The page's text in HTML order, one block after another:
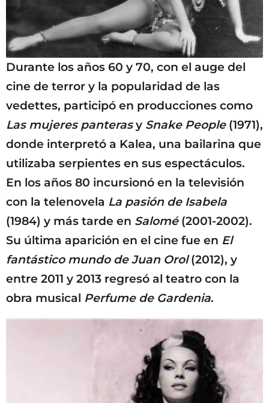
Durante los años 60 y 70, con el auge del
cine de terror y la popularidad de las
vedettes, participó en producciones como
Las mujeres panterasy Snake People(1971),
donde interpretó a Kalea, una bailarina que
utilizaba serpientes en sus espectáculos.
En los años 80 incursionó en la televisión
con la telenovela La pasión de Isabela
(1984) y más tarde en Salomé(2001-2002).
Su última aparición en el cine fue en El
fantástico mundo de Juan Orol(2012), y
entre 2011 y 2013 regresó al teatro con la
obra musical Perfume de Gardenia.